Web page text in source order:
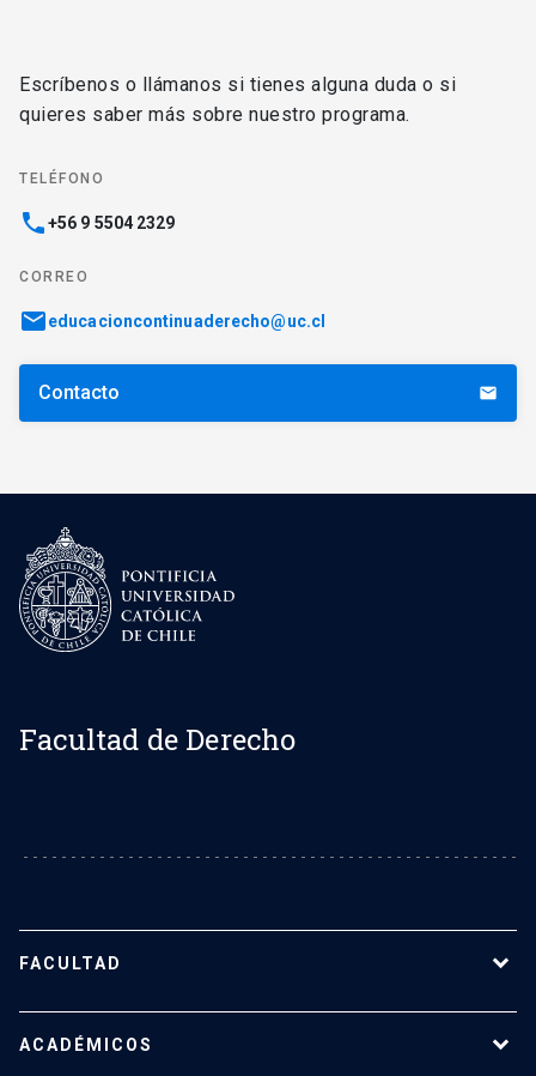
Escríbenos o llámanos si tienes alguna duda o si
quieres saber más sobre nuestro programa.
TELÉFONO
phone+56 9 5504 2329
CORREO
emaileducacioncontinuaderecho@uc.cl
Contacto email
Facultad de Derecho
FACULTAD
ACADÉMICOS